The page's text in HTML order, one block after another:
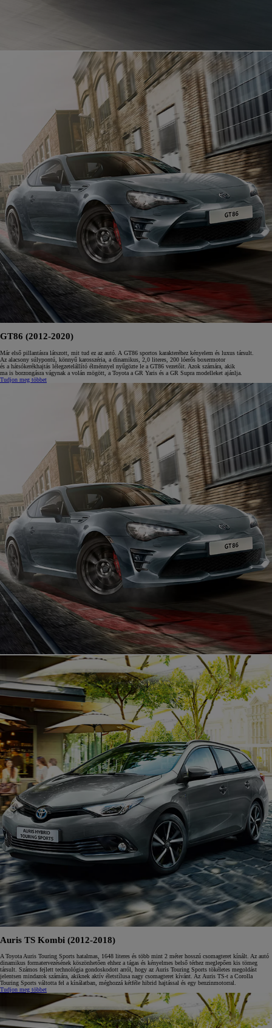
GT86 (2012-2020)
Már első pillantásra látszott, mit tud ez az autó. A GT86 sportos karakteréhez kényelem és luxus társult.
Az alacsony súlypontú, könnyű karosszéria, a dinamikus, 2,0 literes, 200 lóerős boxermotor
és a hátsókerékhajtás lélegzetelállító élménnyel nyűgözte le a GT86 vezetőit. Azok számára, akik
ma is borzongásra vágynak a volán mögött, a Toyota a GR Yaris és a GR Supra modelleket ajánlja.
Tudjon meg többet
Auris TS Kombi (2012-2018)
A Toyota Auris Touring Sports hatalmas, 1648 literes és több mint 2 méter hosszú csomagteret kínált. Az autó
dinamikus formatervezésének köszönhetően ehhez a tágas és kényelmes belső térhez meglepően kis tömeg
társult. Számos fejlett technológia gondoskodott arról, hogy az Auris Touring Sports tökéletes megoldást
jelentsen mindazok számára, akiknek aktív életstílusa nagy csomagteret kívánt. Az Auris TS-t a Corolla
Touring Sports váltotta fel a kínálatban, méghozzá kétféle hibrid hajtással és egy benzinmotorral.
Tudjon meg többet